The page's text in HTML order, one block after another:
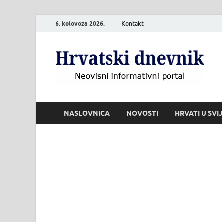
6. kolovoza 2026. Kontakt
NASLOVNICA NOVOSTI HRVATI U